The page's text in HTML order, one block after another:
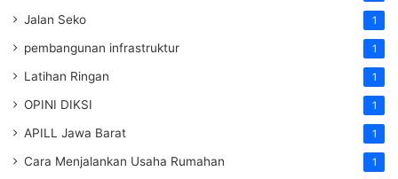
Jalan Seko 1
pembangunan infrastruktur 1
Latihan Ringan 1
OPINI DIKSI 1
APILL Jawa Barat 1
Cara Menjalankan Usaha Rumahan 1